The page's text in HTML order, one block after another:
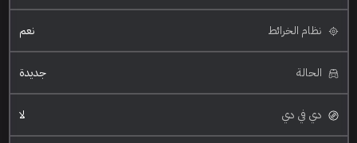
نظام الخرائط نعم
الحالة جديدة
دي في دي لا